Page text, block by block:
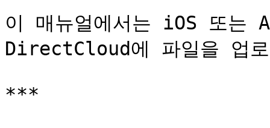
이 매뉴얼에서는 iOS 또는
DirectCloud에 파일을 업
***